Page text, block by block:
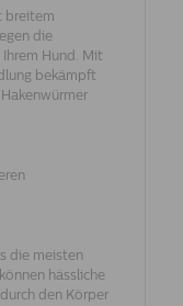
breitem
die
Hund. Mit
bekämpft
die meisten
hässliche
den Körper